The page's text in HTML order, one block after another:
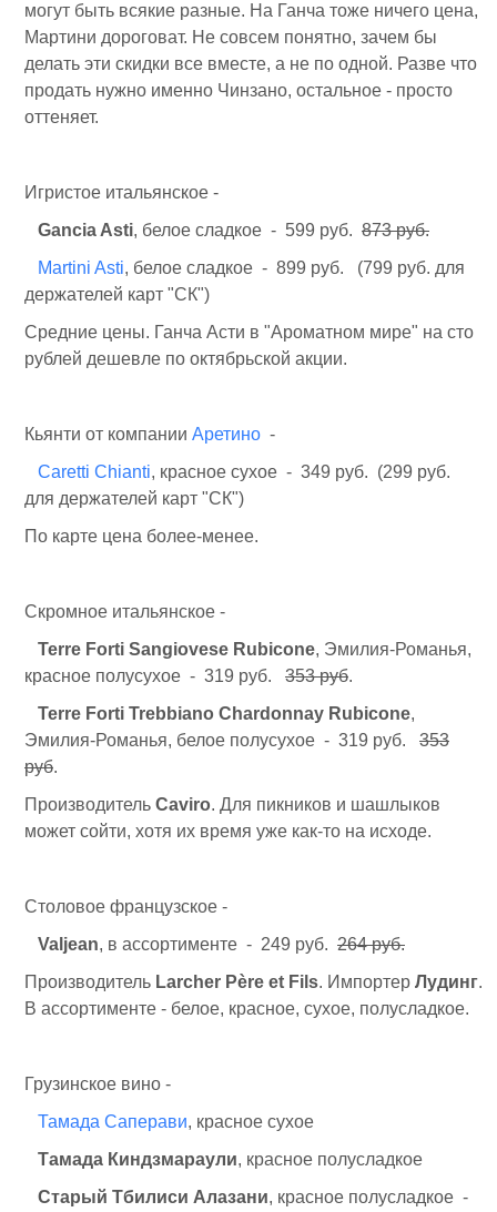
могут быть всякие разные. На Ганча тоже ничего цена,
Мартини дороговат. Не совсем понятно, зачем бы
делать эти скидки все вместе, а не по одной. Разве что
продать нужно именно Чинзано, остальное - просто
оттеняет.
Игристое итальянское -
Gancia Asti, белое сладкое - 599 руб. 873 руб.
Martini Asti, белое сладкое - 899 руб. (799 руб. для
держателей карт "СК")
Средние цены. Ганча Асти в "Ароматном мире" на сто
рублей дешевле по октябрьской акции.
Кьянти от компании Аретино -
Caretti Chianti, красное сухое - 349 руб. (299 руб.
для держателей карт "СК")
По карте цена более-менее.
Скромное итальянское -
Terre Forti Sangiovese Rubicone, Эмилия-Романья,
красное полусухое - 319 руб. 353 руб.
Terre Forti Trebbiano Chardonnay Rubicone,
Эмилия-Романья, белое полусухое - 319 руб. 353
руб.
Производитель Caviro. Для пикников и шашлыков
может сойти, хотя их время уже как-то на исходе.
Столовое французское -
Valjean, в ассортименте - 249 руб. 264 руб.
Производитель Larcher Père et Fils. Импортер Лудинг.
В ассортименте - белое, красное, сухое, полусладкое.
Грузинское вино -
Тамада Саперави, красное сухое
Тамада Киндзмараули, красное полусладкое
Старый Тбилиси Алазани, красное полусладкое -